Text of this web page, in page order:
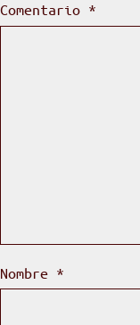
Comentario *
Nombre *